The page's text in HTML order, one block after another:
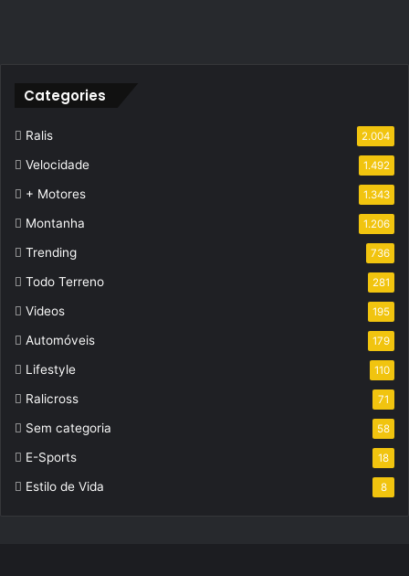
Categories
Ralis 2.004
Velocidade 1.492
+ Motores 1.343
Montanha 1.206
Trending 736
Todo Terreno 281
Videos 195
Automóveis 179
Lifestyle 110
Ralicross 71
Sem categoria 58
E-Sports 18
Estilo de Vida 8